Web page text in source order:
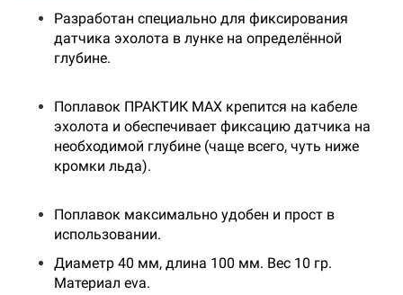
Разработан специально для фиксирования
датчика эхолота в лунке на определённой
глубине.
Поплавок ПРАКТИК MAX крепится на кабеле
эхолота и обеспечивает фиксацию датчика на
необходимой глубине (чаще всего, чуть ниже
кромки льда).
Поплавок максимально удобен и прост в
использовании.
Диаметр 40 мм, длина 100 мм. Вес 10 гр.
Материал eva.